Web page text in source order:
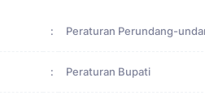
: Peraturan Perundang-
: Peraturan Bupati